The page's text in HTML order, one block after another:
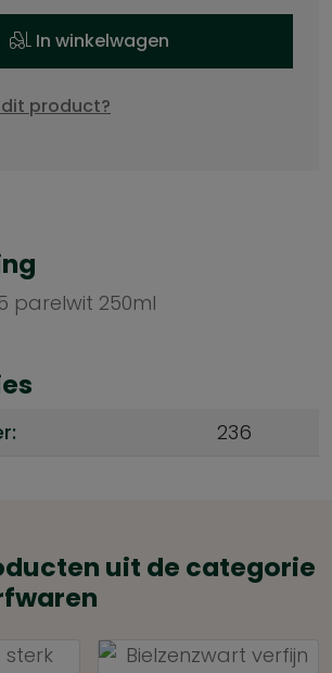
In winkelwagen
product?
parelwit 250ml
236
uit de categorie